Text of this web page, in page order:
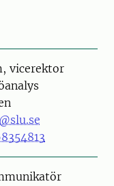
vicerektor